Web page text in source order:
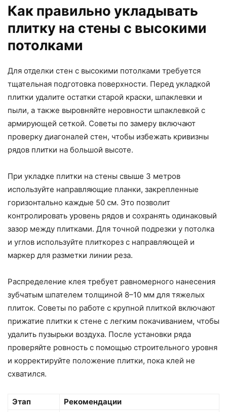
Как правильно укладывать
плитку на стены с высокими
потолками
Для отделки стен с высокими потолками требуется
тщательная подготовка поверхности. Перед укладкой
плитки удалите остатки старой краски, шпаклевки и
пыли, а также выровняйте неровности шпаклевкой с
армирующей сеткой. Советы по замеру включают
проверку диагоналей стен, чтобы избежать кривизны
рядов плитки на большой высоте.
При укладке плитки на стены свыше 3 метров
используйте направляющие планки, закрепленные
горизонтально каждые 50 см. Это позволит
контролировать уровень рядов и сохранять одинаковый
зазор между плитками. Для точной подрезки у потолка
и углов используйте плиткорез с направляющей и
маркер для разметки линии реза.
Распределение клея требует равномерного нанесения
зубчатым шпателем толщиной 8–10 мм для тяжелых
плиток. Советы по работе с крупной плиткой включают
прижатие плитки к стене с легким покачиванием, чтобы
удалить пузырьки воздуха. После установки ряда
проверяйте ровность с помощью строительного уровня
и корректируйте положение плитки, пока клей не
схватился.
Этап
Рекомендации